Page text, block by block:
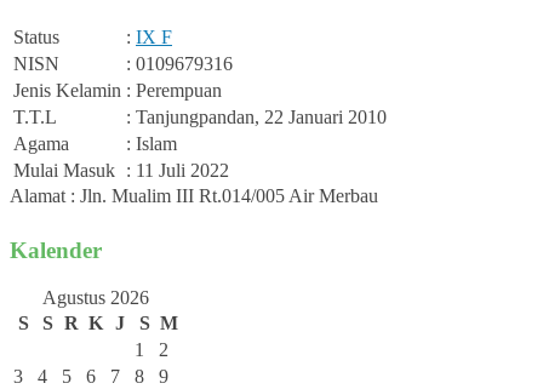
Status : IX F
NISN
: 0109679316
Jenis Kelamin : Perempuan
T.T.L
: Tanjungpandan, 22 Januari 2010
Agama
: Islam
Mulai Masuk : 11 Juli 2022
Alamat : Jln. Mualim III Rt.014/005 Air Merbau
Kalender
Agustus 2026
S
S R K J S M
1
2
3
4 5 6 7 8
9